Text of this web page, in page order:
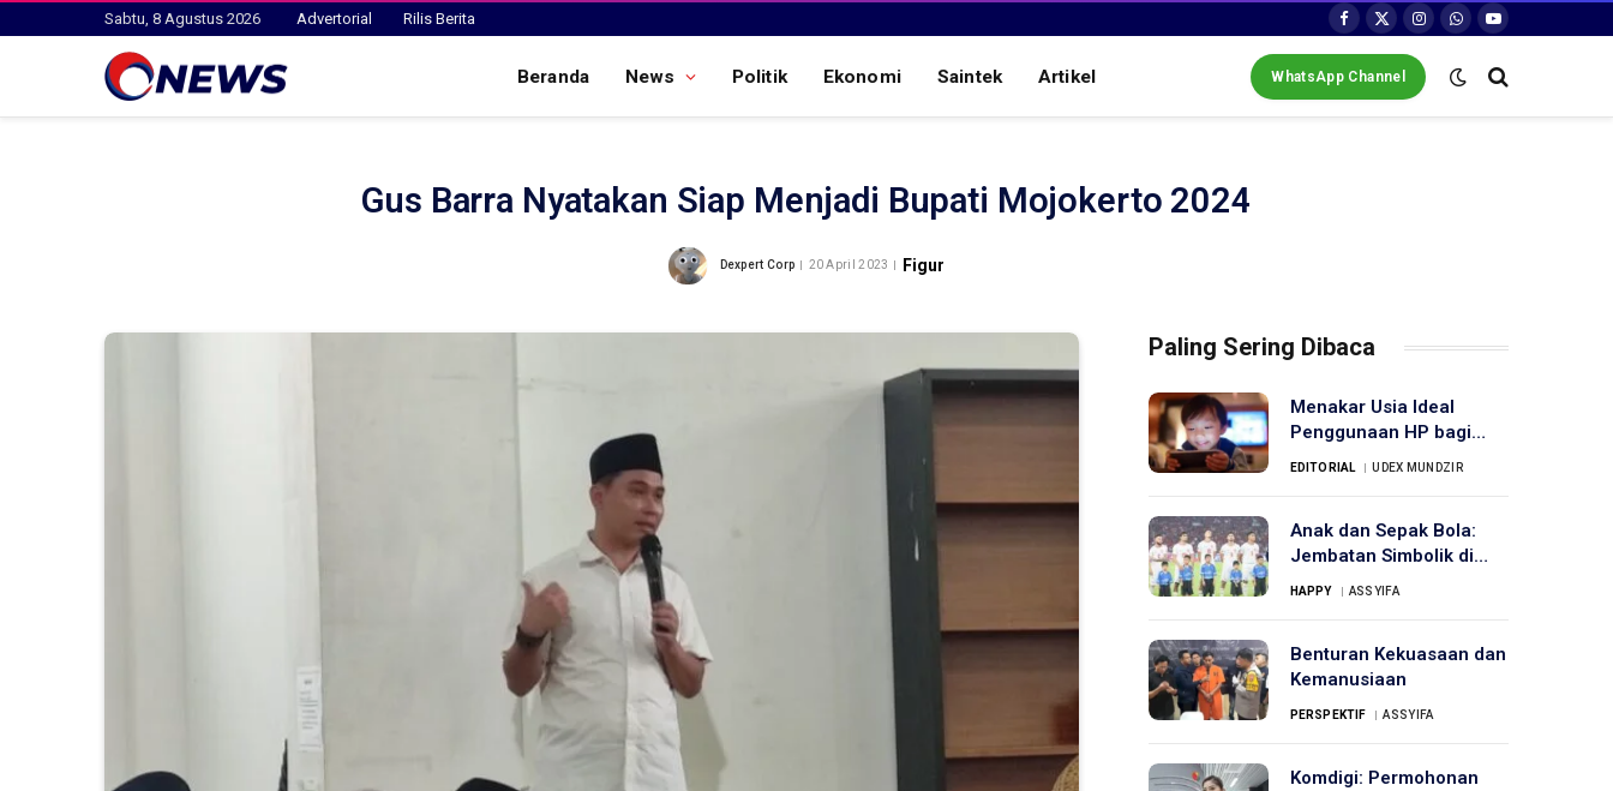
Sabtu, 8 Agustus 2026 Advertorial Rilis Berita
Facebook
X
(Twitter)
Instagram
WhatsApp
YouTube
Beranda News Politik Ekonomi Saintek Artikel WhatsApp Channel
Gus Barra Nyatakan Siap Menjadi Bupati Mojokerto 2024
Dexpert Corp 20 April 2023 Figur
Paling Sering Dibaca
Menakar Usia Ideal
Penggunaan HP bagi
Anak
EDITORIAL UDEX MUNDZIR
Anak dan Sepak Bola:
Jembatan Simbolik di
Piala AFF 2024
HAPPY ASSYIFA
Benturan Kekuasaan dan
Kemanusiaan
PERSPEKTIF ASSYIFA
Komdigi: Permohonan